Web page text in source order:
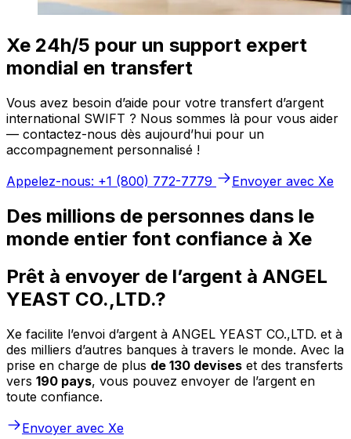
Xe 24h/5 pour un support expert
mondial en transfert
Vous avez besoin d’aide pour votre transfert d’argent
international SWIFT ? Nous sommes là pour vous aider
— contactez-nous dès aujourd’hui pour un
accompagnement personnalisé !
Appelez-nous: +1 (800) 772-7779
Envoyer avec Xe
Des millions de personnes dans le
monde entier font confiance à Xe
Prêt à envoyer de l’argent à ANGEL
YEAST CO.,LTD.?
Xe facilite l’envoi d’argent à ANGEL YEAST CO.,LTD. et à
des milliers d’autres banques à travers le monde. Avec la
prise en charge de plus de 130 devises et des transferts
vers 190 pays, vous pouvez envoyer de l’argent en
toute confiance.
Envoyer avec Xe